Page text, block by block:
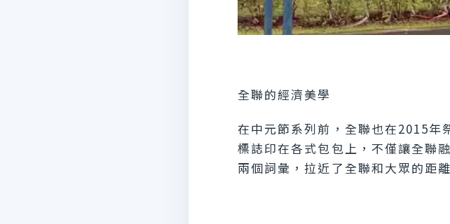
全聯的經濟美學
在中元節系列前，全聯也在2015年
標誌印在各式包包上，不僅讓全聯
兩個詞彙，拉近了全聯和大眾的距離